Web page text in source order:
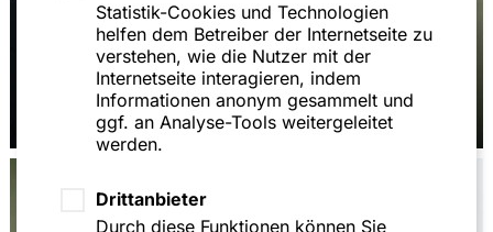
Statistik-Cookies und Technologien
helfen dem Betreiber der Internetseite zu
verstehen, wie die Nutzer mit der
Internetseite interagieren, indem
Informationen anonym gesammelt und
ggf. an Analyse-Tools weitergeleitet
werden.
Drittanbieter
Durch diese Funktionen können Sie
Hans-Joachim
Hellmann,
Dr. Michael
Holzhäuser